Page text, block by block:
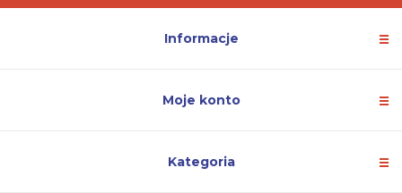
Informacje
Moje konto
Kategoria